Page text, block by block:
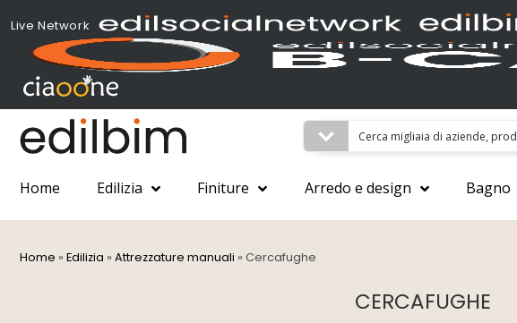
Live Network
Home Edilizia Finiture Arredo e design Bagno
Home » Edilizia » Attrezzature manuali » Cercafughe
CERCAFUGHE